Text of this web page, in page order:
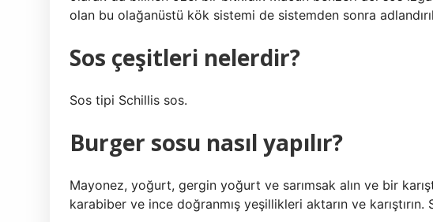
olan bu olağanüstü kök sistemi de sistemden sonra
Sos çeşitleri nelerdir?
Sos tipi Schillis sos.
Burger sosu nasıl yapılır?
Mayonez, yoğurt, gergin yoğurt ve sarımsak alın ve bir
karabiber ve ince doğranmış yeşillikleri aktarın ve karıştırın.